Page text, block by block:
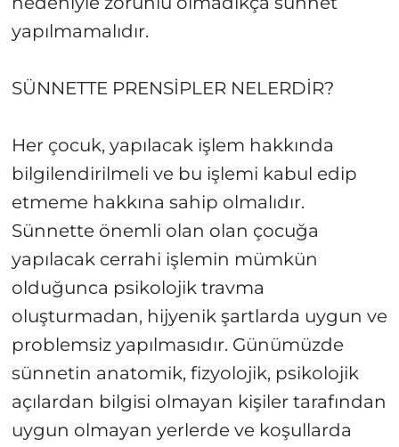
yapılmamalıdır.
SÜNNETTE PRENSİPLER NELERDİR?
Her çocuk, yapılacak işlem hakkında
bilgilendirilmeli ve bu işlemi kabul edip
etmeme hakkına sahip olmalıdır.
Sünnette önemli olan olan çocuğa
yapılacak cerrahi işlemin mümkün
olduğunca psikolojik travma
oluşturmadan, hijyenik şartlarda uygun ve
problemsiz yapılmasıdır. Günümüzde
sünnetin anatomik, fizyolojik, psikolojik
açılardan bilgisi olmayan kişiler tarafından
uygun olmayan yerlerde ve koşullarda